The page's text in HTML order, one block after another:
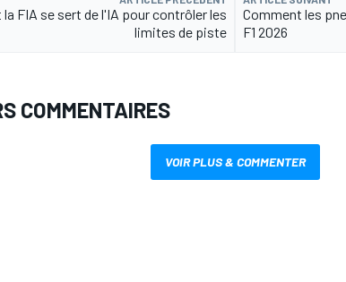
FIA se sert de l'IA pour contrôler les
limites de piste
Comment les
F1 2026
COMMENTAIRES
VOIR PLUS & COMMENTER